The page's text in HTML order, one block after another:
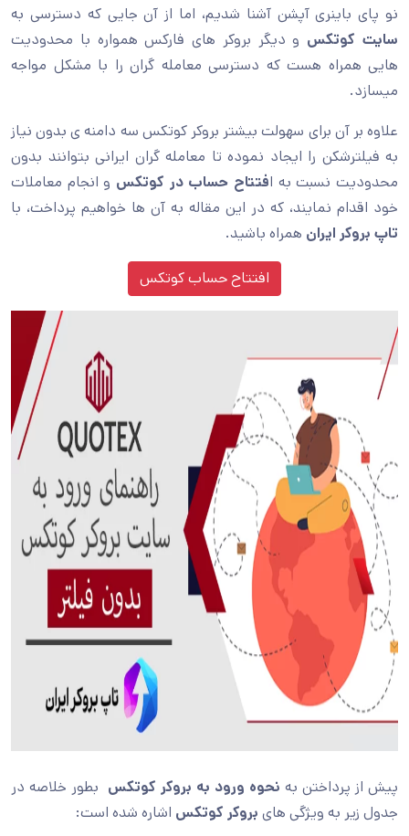
نو پای باینری آپشن آشنا شدیم، اما از آن جایی که دسترسی به
سایت کوتکس و دیگر بروکر های فارکس همواره با محدودیت
هایی همراه هست که دسترسی معامله گران را با مشکل مواجه
میسازد.
علاوه بر آن برای سهولت بیشتر بروکر کوتکس سه دامنه ی بدون نیاز
به فیلترشکن را ایجاد نموده تا معامله گران ایرانی بتوانند بدون
محدودیت نسبت به افتتاح حساب در کوتکس و انجام معاملات
خود اقدام نمایند، که در این مقاله به آن ها خواهیم پرداخت، با
تاپ بروکر ایران همراه باشید.
افتتاح حساب کوتکس
پیش از پرداختن به نحوه ورود به بروکر کوتکس بطور خلاصه در
جدول زیر به ویژگی های بروکر کوتکس اشاره شده است: